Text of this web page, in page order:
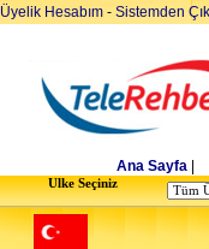
Üyelik Hesabım - Sistemden
Ana Sayfa
Ulke Seçiniz